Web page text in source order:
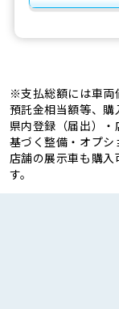
※支払総額には車両
預託金相当額等、購
県内登録（届出）
基づく整備・オプ
店舗の展示車も購
す。